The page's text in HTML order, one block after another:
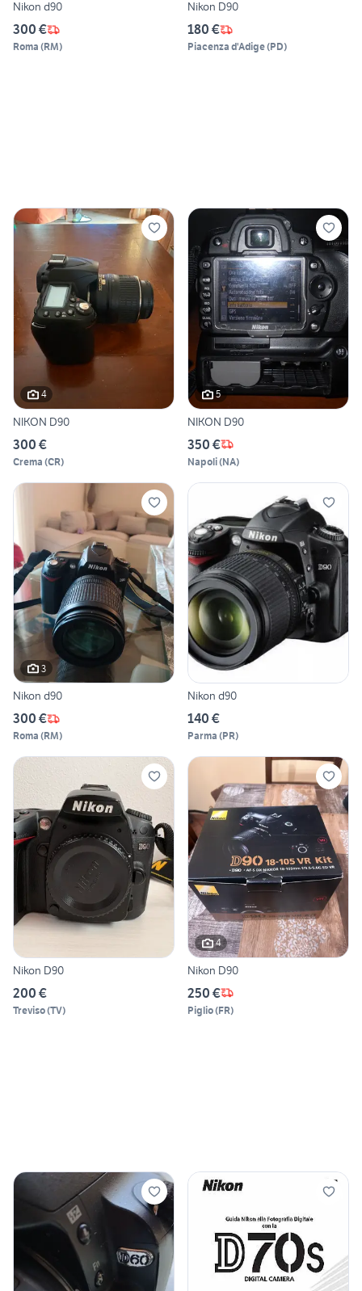
Nikon d90
300 €
Roma (RM)
Nikon D90
180 €
Piacenza d'Adige(PD)
4
NIKON D90
300 €
Crema (CR)
5
NIKON D90
350 €
Napoli(NA)
3
Nikon d90
300 €
Roma (RM)
Nikon d90
140 €
Parma (PR)
Nikon D90
200 €
Treviso(TV)
4
Nikon D90
250 €
Piglio(FR)